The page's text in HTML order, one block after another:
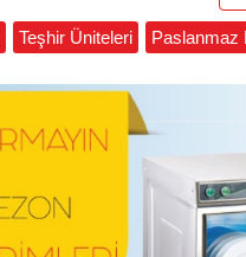
Teşhir Üniteleri Paslanmaz